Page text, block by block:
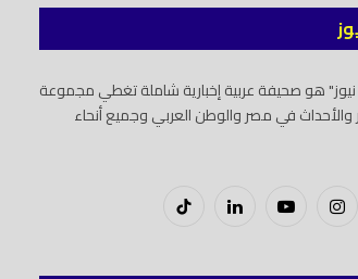
هو صحيفة عربية إخبارية شاملة تغطي مجموعة
والأحداث في مصر والوطن العربي وجميع أنحاء
إنستغرام يوتيوب لينكدود
تيك